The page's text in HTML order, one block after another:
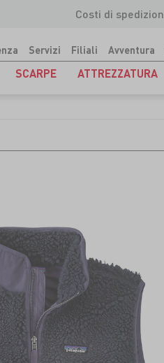
Costi di
Servizi Filiali Avventura
SCARPE ATTREZZATURA